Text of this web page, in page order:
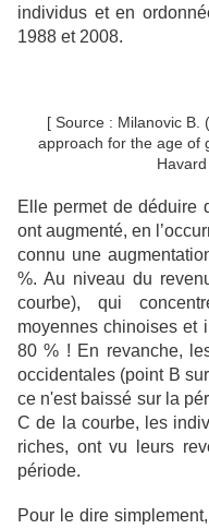
individus et en
1988 et 2008.
[ Source : Milanovic B.
approach for the age of
Elle permet de déduire
ont augmenté, en
connu une
%. Au niveau du
courbe), qui
moyennes chinoises et
80 % ! En revanche,
occidentales (point B
ce n'est baissé sur la
C de la courbe, les
riches, ont vu leurs
période.
Pour le dire